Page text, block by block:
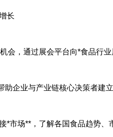
长
会，通过展会平台向*食品行业
助企业与产业链核心决策者建
*市场**，了解各国食品趋势、